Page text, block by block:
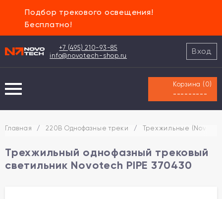
Подбор трекового освещения!
Бесплатно!
+7 (495) 210-93-85
info@novotech-shop.ru
Вход
Корзина ( 0)
---------
Главная / 220В Однофазные треки / Трехжильные
Трехжильный однофазный трековый
светильник Novotech PIPE 370430